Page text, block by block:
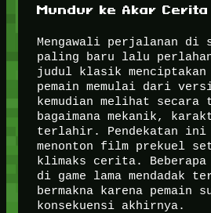
Mundur ke Akar Cerita
Mengawali perjalanan
paling baru lalu perlahan
judul klasik
pemain memulai dari
kemudian melihat
bagaimana mekanik,
terlahir. Pendekatan ini
menonton film prekuel
klimaks cerita.
di game lama mendadak
bermakna karena pemain
konsekuensi akhirnya.